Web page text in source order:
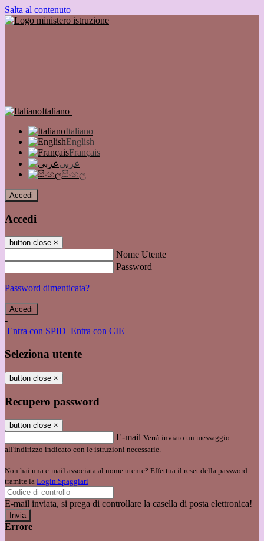
Salta al contenuto
Italiano
Italiano
English
Français
عربى
සිංහල
Accedi
Accedi
button close ×
Nome Utente
Password
Password dimenticata?
-
Entra con SPID Entra con CIE
Seleziona utente
button close ×
Recupero password
button close ×
E-mail Verrà inviato un messaggio
all'indirizzo indicato con le istruzioni necessarie.
Non hai una e-mail associata al nome utente? Effettua il reset della password
tramite la Login Spaggiari
E-mail inviata, si prega di controllare la casella di posta elettronica!
Errore